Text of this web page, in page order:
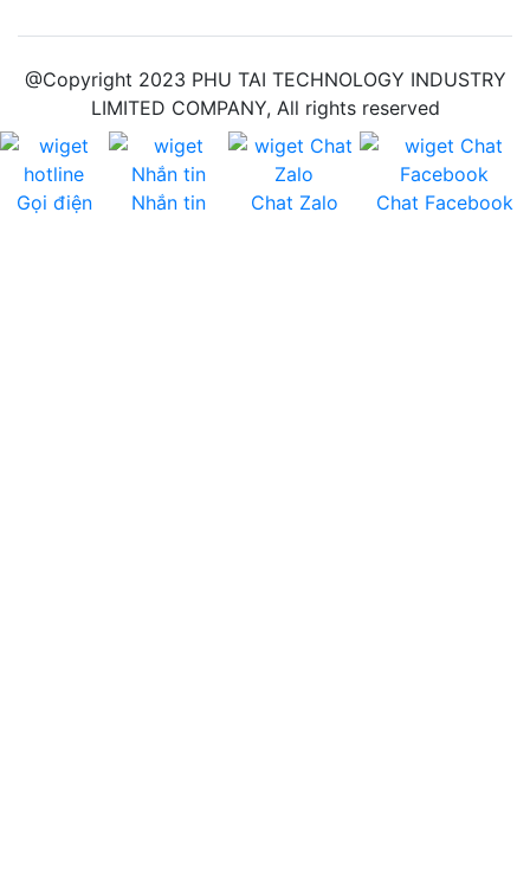
@Copyright 2023 PHU TAI TECHNOLOGY INDUSTRY
LIMITED COMPANY, All rights reserved
Gọi điện Nhắn tin Chat Zalo Chat Facebook